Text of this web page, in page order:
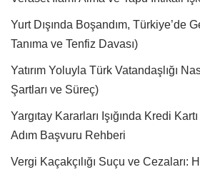
Yurt Dışında Boşandım, Türkiye’de
Tanıma ve Tenfiz Davası)
Yatırım Yoluyla Türk Vatandaşlığı
Şartları ve Süreç)
Yargıtay Kararları Işığında Kredi
Adım Başvuru Rehberi
Vergi Kaçakçılığı Suçu ve Cezaları: